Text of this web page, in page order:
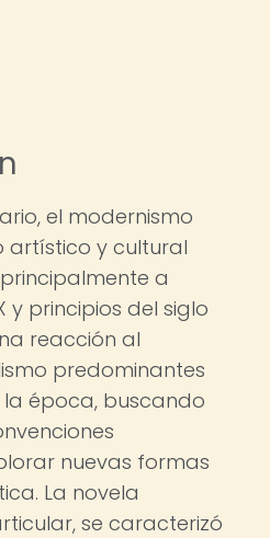
el modernismo
artístico y cultural
a
y principios del siglo
reacción al
predominantes
época, buscando
nuevas formas
La novela
se caracterizó